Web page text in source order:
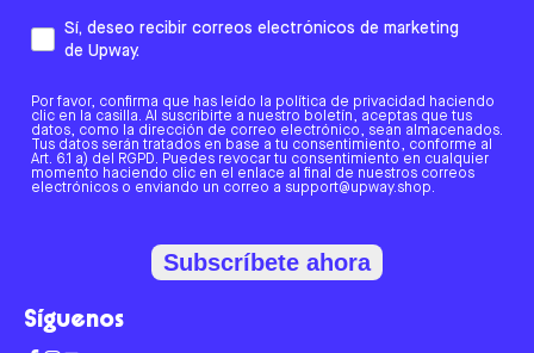
Sí, deseo recibir correos electrónicos de marketing
de Upway.
Por favor, confirma que has leído la política de privacidad haciendo
clic en la casilla. Al suscribirte a nuestro boletín, aceptas que tus
datos, como la dirección de correo electrónico, sean almacenados.
Tus datos serán tratados en base a tu consentimiento, conforme al
Art. 6.1 a) del RGPD. Puedes revocar tu consentimiento en cualquier
momento haciendo clic en el enlace al final de nuestros correos
electrónicos o enviando un correo a support@upway.shop.
Subscríbete ahora
Síguenos